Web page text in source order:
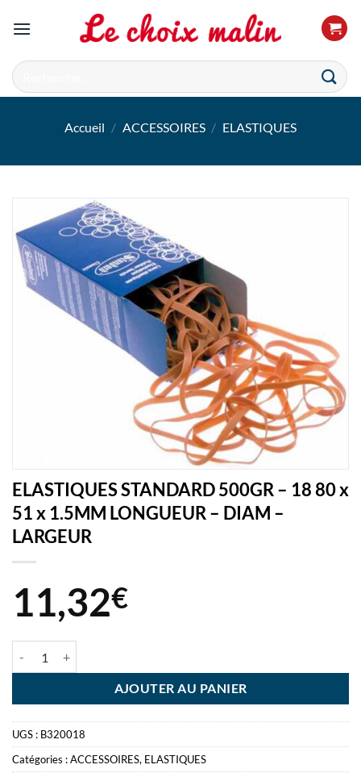
Recherche
pour :
Accueil / ACCESSOIRES / ELASTIQUES
ELASTIQUES STANDARD 500GR – 18 80 x
51 x 1.5MM LONGUEUR – DIAM –
LARGEUR
11,32€
AJOUTER AU PANIER
UGS : B320018
Catégories :ACCESSOIRES, ELASTIQUES